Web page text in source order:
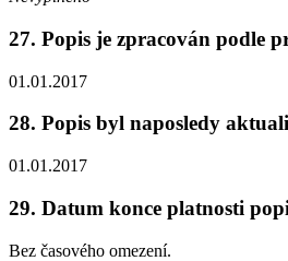
27. Popis je zpracován podle
01.01.2017
28. Popis byl naposledy
01.01.2017
29. Datum konce platnosti
Bez časového omezení.